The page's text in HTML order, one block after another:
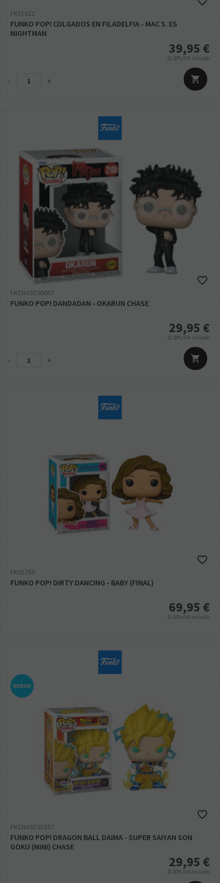
FK51622
FUNKO POP! COLGADOS EN FILADELFIA - MAC S. ES
NIGHTMAN
39,95 €
21.00% IVA incluido
- +
FKCHASE90667
FUNKO POP! DANDADAN - OKARUN CHASE
29,95 €
21.00% IVA incluido
- +
FK55750
FUNKO POP! DIRTY DANCING - BABY (FINAL)
69,95 €
21.00% IVA incluido
FKCHASE91857
FUNKO POP! DRAGON BALL DAIMA - SUPER SAIYAN SON
GOKU (MINI) CHASE
29,95 €
21.00% IVA incluido